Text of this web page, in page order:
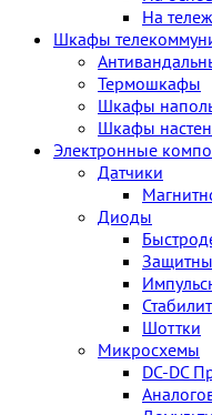
На
Шкафы
Термошкафы
Шкафы
Шкафы
Электронные
Датчики
Диоды
Шоттки
Микросхемы
DC-DC